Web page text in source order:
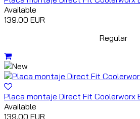
Available
139.00 EUR
Regular
Placa montaje Direct Fit Coolerworx
Available
139.00 EUR